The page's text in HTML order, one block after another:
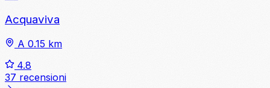
Acquaviva
A 0.15 km
4.8
37 recensioni